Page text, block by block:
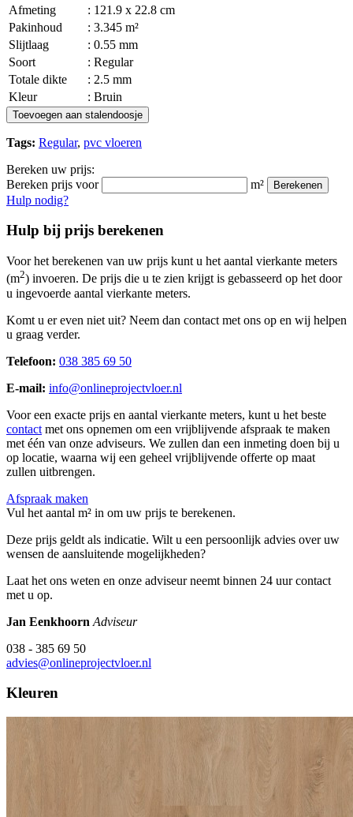
Afmeting
: 121.9 x 22.8 cm
Pakinhoud
: 3.345 m²
Slijtlaag
: 0.55 mm
Soort
: Regular
Totale dikte
: 2.5 mm
Kleur
: Bruin
Toevoegen aan stalendoosje
Tags: Regular, pvc vloeren
Bereken uw prijs:
Bereken prijs voor
m² Berekenen
Hulp nodig?
Hulp bij prijs berekenen
Voor het berekenen van uw prijs kunt u het aantal vierkante meters
(m2) invoeren. De prijs die u te zien krijgt is gebasseerd op het door
u ingevoerde aantal vierkante meters.
Komt u er even niet uit? Neem dan contact met ons op en wij helpen
u graag verder.
Telefoon: 038 385 69 50
E-mail: info@onlineprojectvloer.nl
Voor een exacte prijs en aantal vierkante meters, kunt u het beste
contact met ons opnemen om een vrijblijvende afspraak te maken
met één van onze adviseurs. We zullen dan een inmeting doen bij u
op locatie, waarna wij een geheel vrijblijvende offerte op maat
zullen uitbrengen.
Afspraak maken
Vul het aantal m² in om uw prijs te berekenen.
Deze prijs geldt als indicatie. Wilt u een persoonlijk advies over uw
wensen de aansluitende mogelijkheden?
Laat het ons weten en onze adviseur neemt binnen 24 uur contact
met u op.
Jan Eenkhoorn Adviseur
038 - 385 69 50
advies@onlineprojectvloer.nl
Kleuren